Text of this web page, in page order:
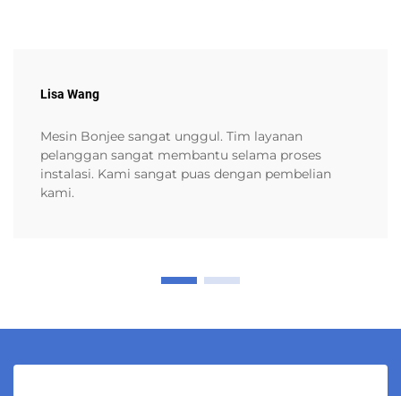
Lisa Wang
Mesin Bonjee sangat unggul. Tim layanan
pelanggan sangat membantu selama proses
instalasi. Kami sangat puas dengan pembelian
kami.